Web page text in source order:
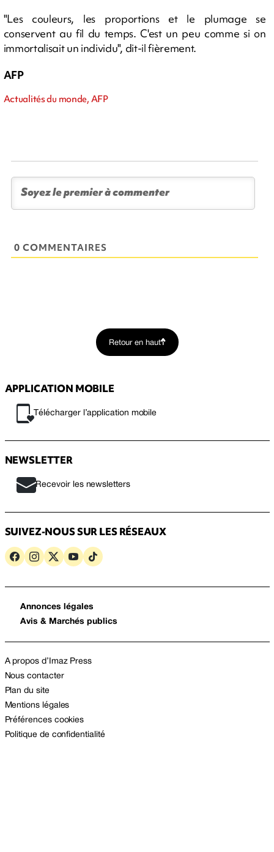
"Les couleurs, les proportions et le plumage se
conservent au fil du temps. C'est un peu comme si on
immortalisait un individu", dit-il fièrement.
AFP
Actualités du monde, AFP
0 COMMENTAIRES
Retour en haut
APPLICATION MOBILE
Télécharger l’application mobile
NEWSLETTER
Recevoir les newsletters
SUIVEZ-NOUS SUR LES RÉSEAUX
Annonces légales
Avis & Marchés publics
A propos d’Imaz Press
Nous contacter
Plan du site
Mentions légales
Préférences cookies
Politique de confidentialité